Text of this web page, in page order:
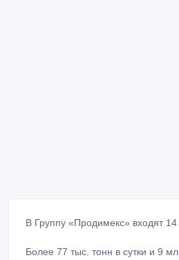
В Группу «Продимекс» входят
Более 77 тыс. тонн в сутки и 9